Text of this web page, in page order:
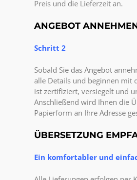
Preis und die Lieferzeit an.
ANGEBOT
Schritt 2
Sobald Sie das Angebot
alle Details und beginnen mit
ist zertifiziert, versiegelt und
Anschließend wird Ihnen die
Papierform an Ihre Adresse
ÜBERSETZUNG
Ein komfortabler und